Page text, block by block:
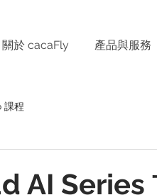
關於 cacaFly 產品與服務
課程
AI Series